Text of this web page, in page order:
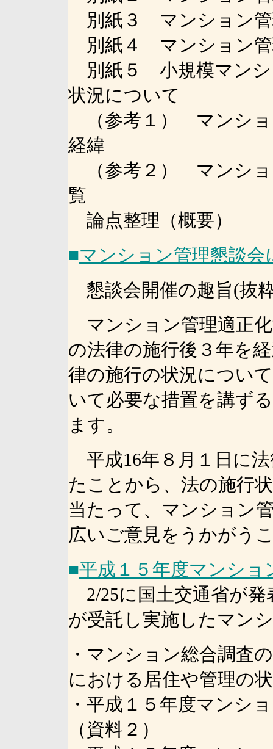
別紙３ マンション管
別紙４ マンション管
別紙５ 小規模マンシ
状況について
（参考１） マンショ
経緯
（参考２） マンショ
覧
論点整理（概要）
■マンション管理懇談
懇談会開催の趣旨(抜
マンション管理適正
の法律の施行後３年を
律の施行の状況につい
いて必要な措置を講ず
ます。
平成16年８月１日に
たことから、法の施行
当たって、マンション
広いご意見をうかがう
■平成１５年度マンショ
2/25に国土交通省が
が受託し実施したマン
・マンション総合調査
における居住や管理の
・平成１５年度マンシ
（資料２）